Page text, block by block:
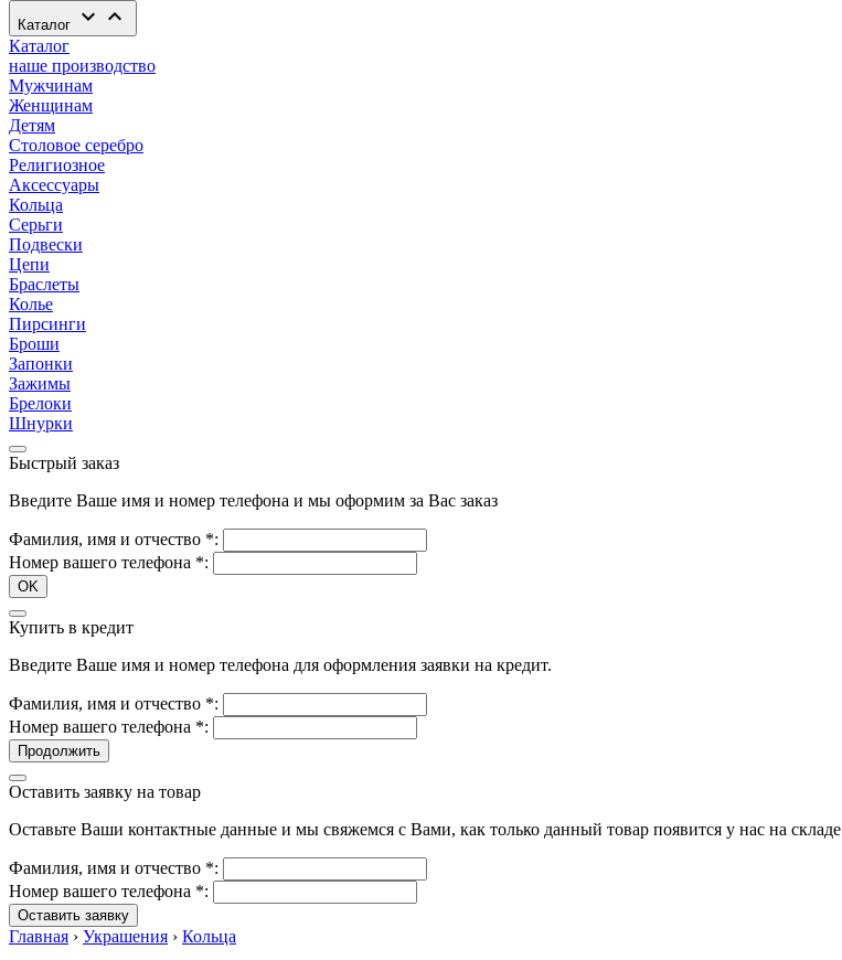
Каталог keyboard_arrow_down keyboard_arrow_up
Каталог
наше производство
Мужчинам
Женщинам
Детям
Столовое серебро
Религиозное
Аксессуары
Кольца
Серьги
Подвески
Цепи
Браслеты
Колье
Пирсинги
Броши
Запонки
Зажимы
Брелоки
Шнурки
Быстрый заказ
Введите Ваше имя и номер телефона и мы оформим за Вас заказ
Фамилия, имя и отчество *:
Номер вашего телефона *:
OK
Купить в кредит
Введите Ваше имя и номер телефона для оформления заявки на кредит.
Фамилия, имя и отчество *:
Номер вашего телефона *:
Продолжить
Оставить заявку на товар
Оставьте Ваши контактные данные и мы свяжемся с Вами, как только данный товар появится у нас на складе
Фамилия, имя и отчество *:
Номер вашего телефона *:
Оставить заявку
Главная › Украшения › Кольца